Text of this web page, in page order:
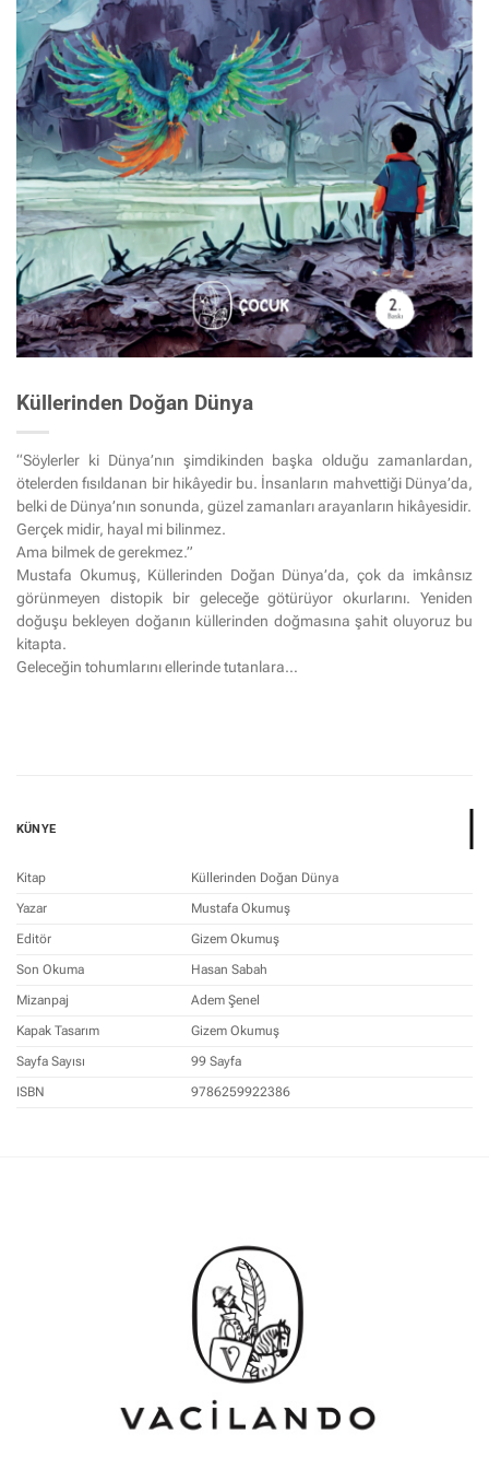
Küllerinden Doğan Dünya
“Söylerler ki Dünya’nın şimdikinden başka olduğu zamanlardan,
ötelerden fısıldanan bir hikâyedir bu. İnsanların mahvettiği Dünya’da,
belki de Dünya’nın sonunda, güzel zamanları arayanların hikâyesidir.
Gerçek midir, hayal mi bilinmez.
Ama bilmek de gerekmez.”
Mustafa Okumuş, Küllerinden Doğan Dünya’da, çok da imkânsız
görünmeyen distopik bir geleceğe götürüyor okurlarını. Yeniden
doğuşu bekleyen doğanın küllerinden doğmasına şahit oluyoruz bu
kitapta.
Geleceğin tohumlarını ellerinde tutanlara…
KÜNYE
Kitap
Küllerinden Doğan Dünya
Yazar
Mustafa Okumuş
Editör
Gizem Okumuş
Son Okuma
Hasan Sabah
Mizanpaj
Adem Şenel
Kapak Tasarım
Gizem Okumuş
Sayfa Sayısı
99 Sayfa
ISBN
9786259922386